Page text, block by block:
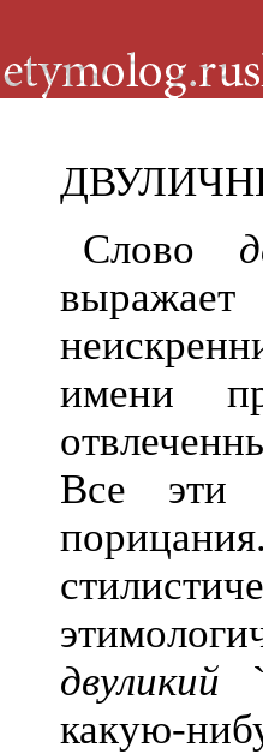
Слово
имени
Все эти
двуликий
какую-